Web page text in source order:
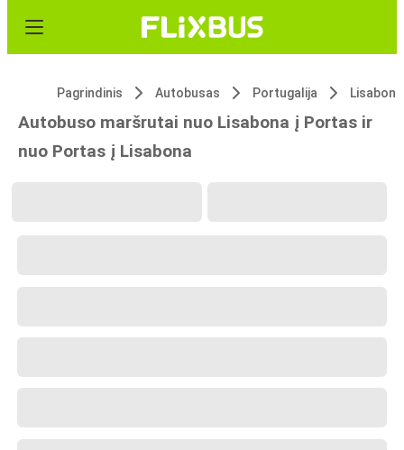
Pagrindinis Autobusas Portugalija Lisabona
Autobuso maršrutai nuo Lisabona į Portas ir
nuo Portas į Lisabona